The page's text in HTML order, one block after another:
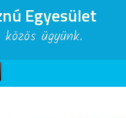
Egyesület
ügyünk.